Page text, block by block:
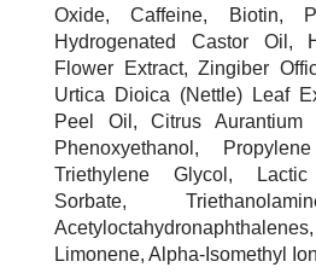
Oxide, Caffeine, Biotin,
Hydrogenated Castor Oil,
Flower Extract, Zingiber
Urtica Dioica (Nettle) Leaf
Peel Oil, Citrus Aurantium
Phenoxyethanol,
Triethylene Glycol,
Sorbate,
Limonene, Alpha-Isomethyl